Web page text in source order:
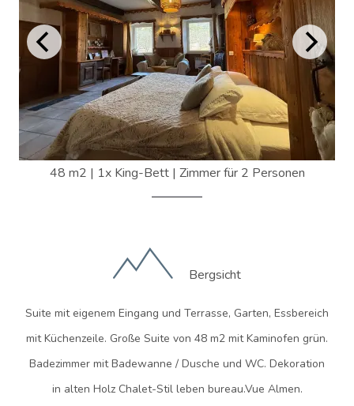
48 m2 | 1x King-Bett | Zimmer für 2 Personen
Bergsicht
Suite mit eigenem Eingang und Terrasse, Garten, Essbereich
mit Küchenzeile. Große Suite von 48 m2 mit Kaminofen grün.
Badezimmer mit Badewanne / Dusche und WC. Dekoration
in alten Holz Chalet-Stil leben bureau.Vue Almen.